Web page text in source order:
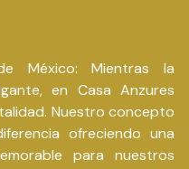
México: Mientras la
en Casa Anzures
Nuestro concepto
ofreciendo una
para nuestros